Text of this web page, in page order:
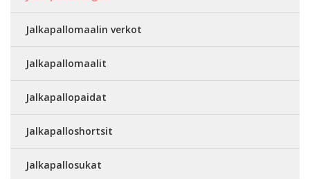
Jalkapallomaalin verkot
Jalkapallomaalit
Jalkapallopaidat
Jalkapalloshortsit
Jalkapallosukat